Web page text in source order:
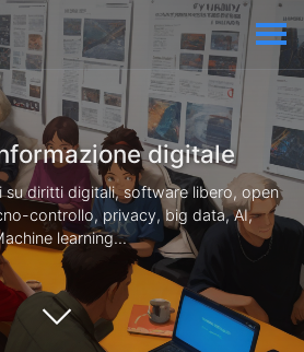
digitale
su diritti digitali, software libero, open
controllo, privacy, big data, AI,
learning...